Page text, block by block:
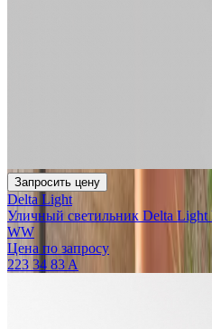
Запросить цену
Delta Light
Уличный светильник Delta
WW
Цена по запросу
223 34 83 A